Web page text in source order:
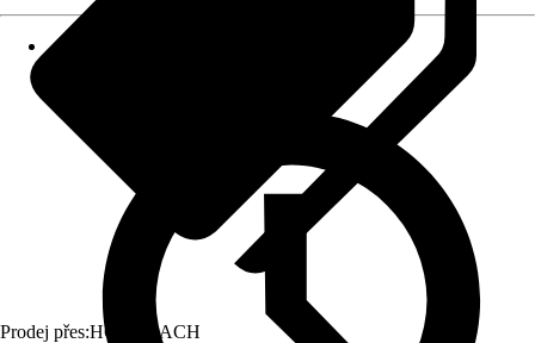
Prodej přes:HORNBACH